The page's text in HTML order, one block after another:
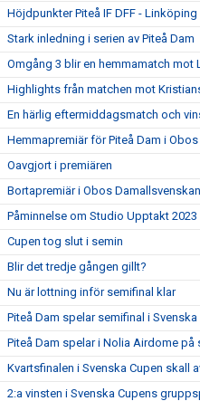
Höjdpunkter Piteå IF DFF - Linköping
Stark inledning i serien av Piteå Dam
Omgång 3 blir en hemmamatch mot
Highlights från matchen mot
En härlig eftermiddagsmatch och
Hemmapremiär för Piteå Dam i
Oavgjort i premiären
Bortapremiär i Obos
Påminnelse om Studio Upptakt 2023
Cupen tog slut i semin
Blir det tredje gången gillt?
Nu är lottning inför semifinal klar
Piteå Dam spelar semifinal i Svenska
Piteå Dam spelar i Nolia Airdome på
Kvartsfinalen i Svenska Cupen skall
2:a vinsten i Svenska Cupens